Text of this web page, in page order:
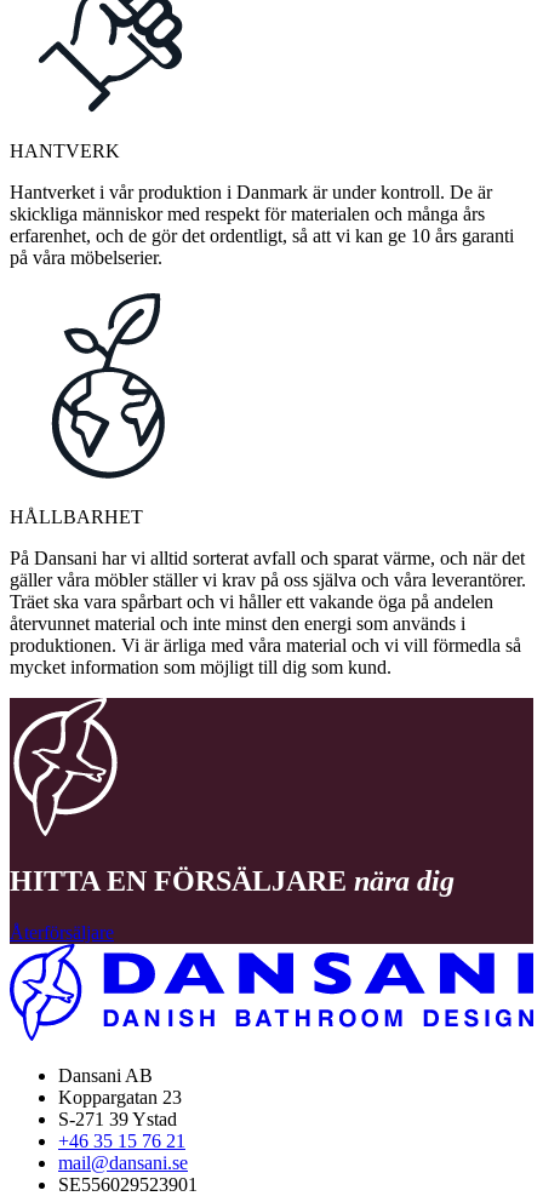
HANTVERK
Hantverket i vår produktion i Danmark är under kontroll. De är
skickliga människor med respekt för materialen och många års
erfarenhet, och de gör det ordentligt, så att vi kan ge 10 års garanti
på våra möbelserier.
HÅLLBARHET
På Dansani har vi alltid sorterat avfall och sparat värme, och när det
gäller våra möbler ställer vi krav på oss själva och våra leverantörer.
Träet ska vara spårbart och vi håller ett vakande öga på andelen
återvunnet material och inte minst den energi som används i
produktionen. Vi är ärliga med våra material och vi vill förmedla så
mycket information som möjligt till dig som kund.
HITTA EN FÖRSÄLJARE nära dig
Återförsäljare
Dansani AB
Koppargatan 23
S-271 39 Ystad
+46 35 15 76 21
mail@dansani.se
SE556029523901